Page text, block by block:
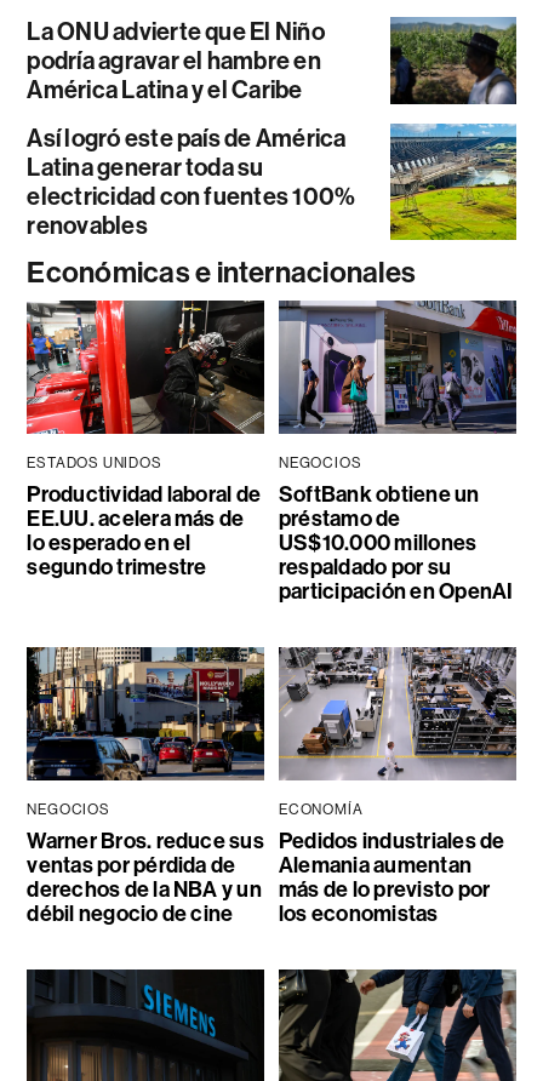
La ONU advierte que El Niño
podría agravar el hambre en
América Latina y el Caribe
Así logró este país de América
Latina generar toda su
electricidad con fuentes 100%
renovables
Económicas e internacionales
ESTADOS UNIDOS
Productividad laboral de
EE.UU. acelera más de
lo esperado en el
segundo trimestre
NEGOCIOS
SoftBank obtiene un
préstamo de
US$10.000 millones
respaldado por su
participación en OpenAI
NEGOCIOS
Warner Bros. reduce sus
ventas por pérdida de
derechos de la NBA y un
débil negocio de cine
ECONOMÍA
Pedidos industriales de
Alemania aumentan
más de lo previsto por
los economistas